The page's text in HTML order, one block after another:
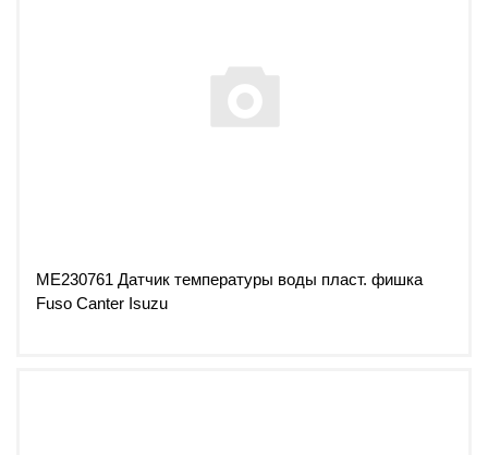
ME230761 Датчик температуры воды пласт. фишка
Fuso Canter Isuzu